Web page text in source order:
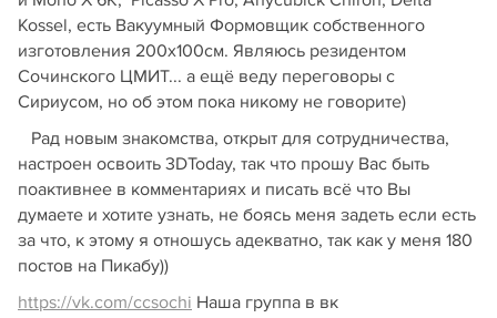
Kossel, есть Вакуумный Формовщик собственного
изготовления 200х100см. Являюсь резидентом
Сочинского ЦМИТ... а ещё веду переговоры с
Сириусом, но об этом пока никому не говорите)
Рад новым знакомства, открыт для сотрудничества,
настроен освоить 3DToday, так что прошу Вас быть
поактивнее в комментариях и писать всё что Вы
думаете и хотите узнать, не боясь меня задеть если есть
за что, к этому я отношусь адекватно, так как у меня 180
постов на Пикабу))
https://vk.com/ccsochi Наша группа в вк